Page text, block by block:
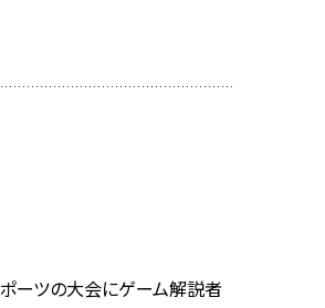
ーツの大会にゲーム解説者